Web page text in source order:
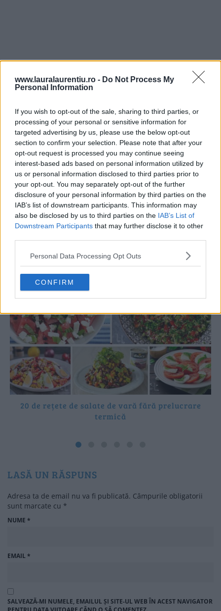
www.lauralaurentiu.ro - Do Not Process My
Personal Information
If you wish to opt-out of the sale, sharing to third parties, or
processing of your personal or sensitive information for
targeted advertising by us, please use the below opt-out
section to confirm your selection. Please note that after your
opt-out request is processed you may continue seeing
interest-based ads based on personal information utilized by
us or personal information disclosed to third parties prior to
your opt-out. You may separately opt-out of the further
disclosure of your personal information by third parties on the
IAB’s list of downstream participants. This information may
also be disclosed by us to third parties on the IAB’s List of
Downstream Participants that may further disclose it to other
Personal Data Processing Opt Outs
CONFIRM
Poate îți place și:
20 de rețete de salate de vară fără prelucrare
termică
LASĂ UN RĂSPUNS
Adresa ta de email nu va fi publicată. Câmpurile obligatorii
sunt marcate cu *
NUME *
EMAIL*
SALVEAZĂ-MI NUMELE, EMAILUL ȘI SITE-UL WEB ÎN ACEST NAVIGATOR